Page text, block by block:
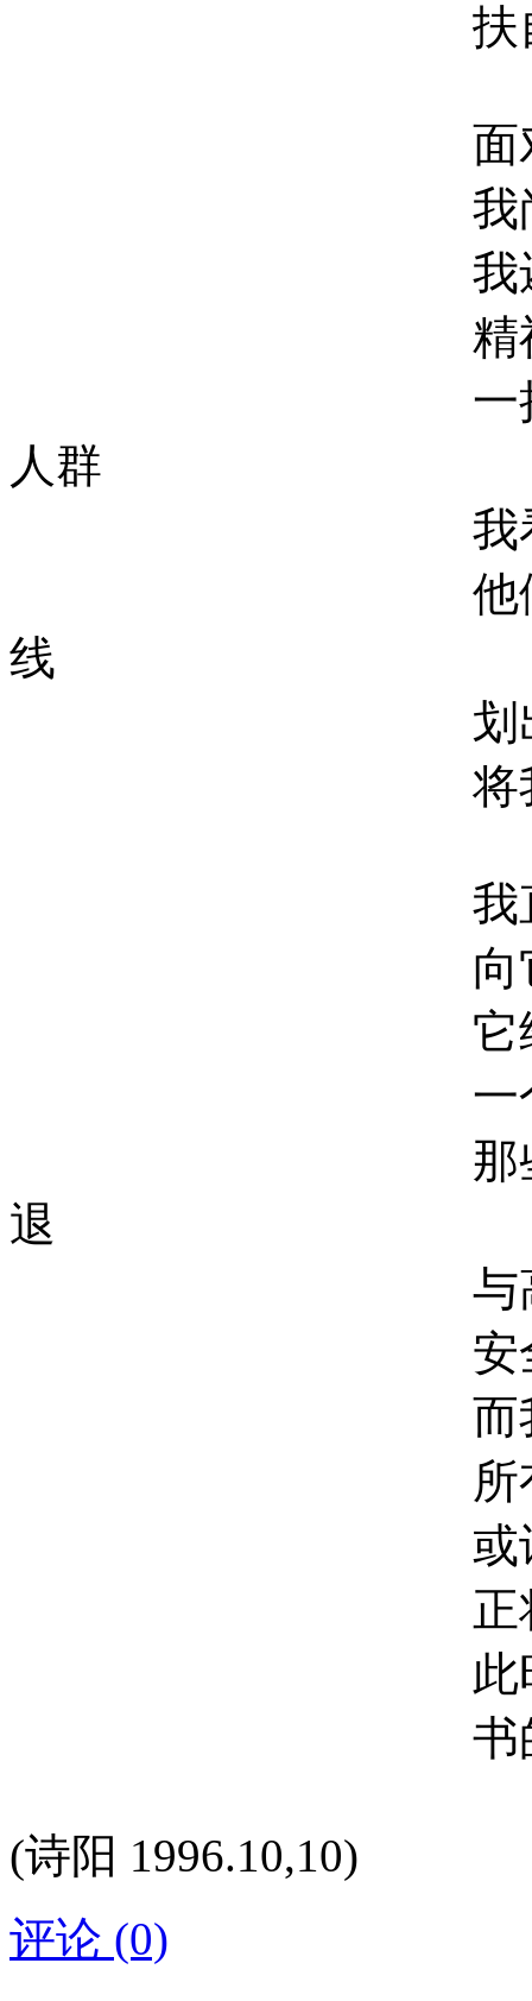
扶自己
面对代表
我尚缺少充
我还需要向
精神食
一把深刻的钥
人群
我看不出那
他们的优美跪
线
划出一道
将我推理的
我直接了当
向它打听道
它给了
一个开门的
那些跪着的姿
退
与高大的重
安全的
而我已心
所有的词汇
或许它
正将自己的
此时的我依然
书的界面
(诗阳 1996.10,10)
评论 (0)